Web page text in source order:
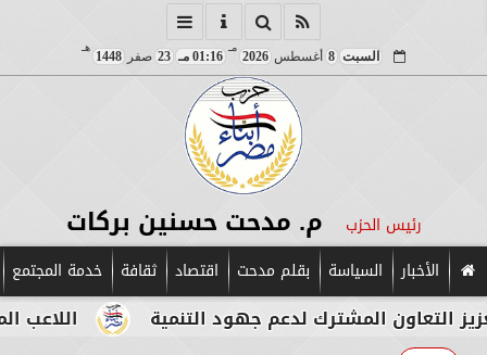
السبت 8 أغسطس 2026
مـ
01:16 مـ 23 صفر 1448
هـ
رئيس الحزب م. مدحت حسنين بركات
الأخبار السياسة بقلم مدحت اقتصاد ثقافة خدمة المجتمع
اللاعب المصري المشترك لدعم جهود التنمية